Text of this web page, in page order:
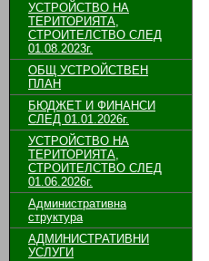
УСТРОЙСТВО НА
ТЕРИТОРИЯТА,
СТРОИТЕЛСТВО СЛЕД
01.08.2023г.
ОБЩ УСТРОЙСТВЕН
ПЛАН
БЮДЖЕТ И ФИНАНСИ
СЛЕД 01.01.2026г.
УСТРОЙСТВО НА
ТЕРИТОРИЯТА,
СТРОИТЕЛСТВО СЛЕД
01.06.2026г.
Административна
структура
АДМИНИСТРАТИВНИ
УСЛУГИ